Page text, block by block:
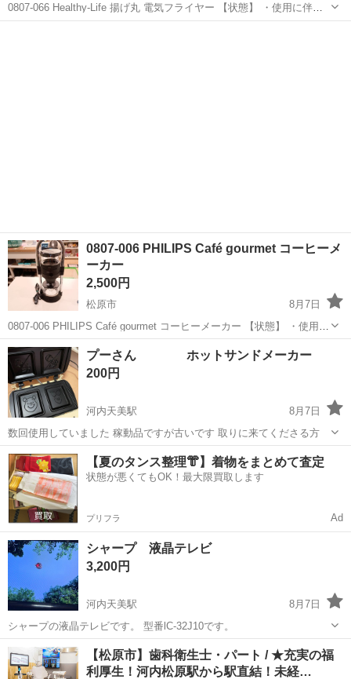
0807-066 Healthy-Life 揚げ丸 電気フライヤー 【状態】 ・使用に伴う
多少のスレ、キズ、落としきれない汚れなどございます ・詳細は現地
0807-006 PHILIPS Café gourmet コーヒーメ
ーカー
2,500円
松原市
8月7日
0807-006 PHILIPS Café gourmet コーヒーメーカー 【状態】 ・使用に
伴う多少のスレ、キズ、落としきれない汚れなどございます ・詳細は
現地でご確認ください ・お値引きは出来かねますの...
大阪 松原市 キッチン家電
プーさん ホットサンドメーカー
200円
河内天美駅
8月7日
数回使用していました 稼動品ですが古いです 取りに来てくださる方
大阪 松原市 河内天美駅 家電
【夏のタンス整理👘】着物をまとめて査定
状態が悪くてもOK！最大限買取します
プリフラ Ad
シャープ 液晶テレビ
3,200円
河内天美駅
8月7日
シャープの液晶テレビです。 型番lC-32J10です。
大阪 松原市 河内天美駅 テレビ
【松原市】歯科衛生士・パート / ★充実の福
利厚生！河内松原駅から駅直結！未経…